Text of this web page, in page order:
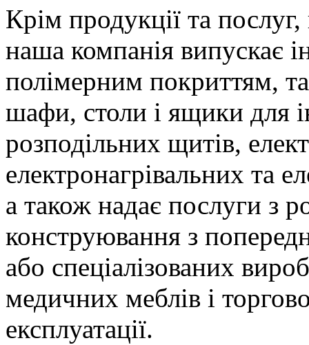
Крім продукції та
наша компанія випускає
полімерним покриттям,
шафи, столи і ящики для
розподільних щитів,
електронагрівальних та
а також надає послуги з
конструювання з
або спеціалізованих
медичних меблів і
експлуатації.